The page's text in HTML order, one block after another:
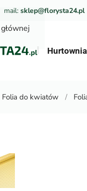
mail: sklep@florysta24.pl
Folia do kwiatów